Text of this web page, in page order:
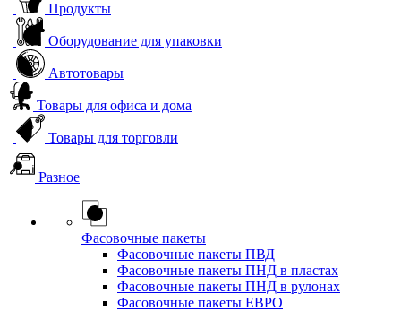
Продукты
Оборудование для упаковки
Автотовары
Товары для офиса и дома
Товары для торговли
Разное
Фасовочные пакеты
Фасовочные пакеты ПВД
Фасовочные пакеты ПНД в пластах
Фасовочные пакеты ПНД в рулонах
Фасовочные пакеты ЕВРО